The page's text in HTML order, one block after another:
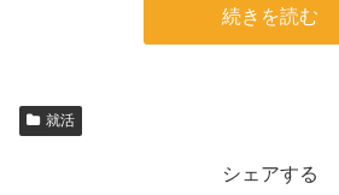
続きを読む
就活
シェアする